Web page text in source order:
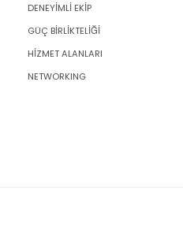
DENEYİMLİ EKİP
GÜÇ BİRLİKTELİĞİ
HİZMET ALANLARI
NETWORKING